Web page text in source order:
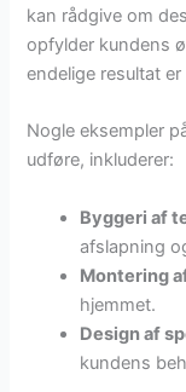
kan rådgive om
opfylder kundens
endelige resultat
Nogle eksempler
udføre, inkluderer:
Byggeri af
afslapning
Montering
hjemmet.
Design af
kundens